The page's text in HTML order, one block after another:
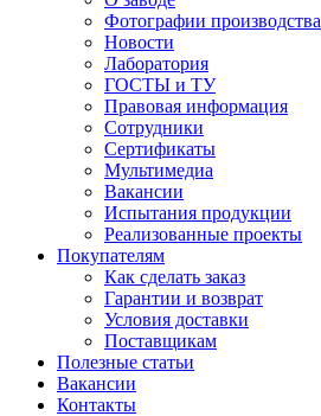
Фотографии производства
Новости
Лаборатория
ГОСТЫ и ТУ
Правовая информация
Сотрудники
Сертификаты
Мультимедиа
Вакансии
Испытания продукции
Реализованные проекты
Покупателям
Как сделать заказ
Гарантии и возврат
Условия доставки
Поставщикам
Полезные статьи
Вакансии
Контакты